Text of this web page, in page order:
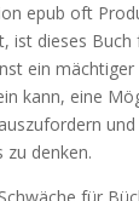
epub oft
ist dieses Buch
ein
kann, eine
zu denken.